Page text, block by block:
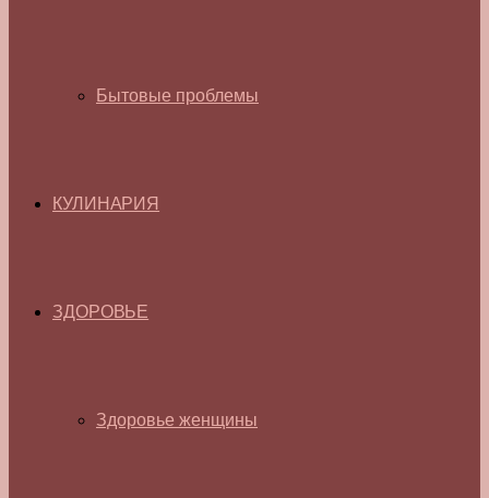
Бытовые проблемы
КУЛИНАРИЯ
ЗДОРОВЬЕ
Здоровье женщины